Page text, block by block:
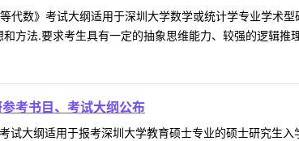
数》考试大纲适用于深圳大学数学或统计学专业学术
方法.要求考生具有一定的抽象思维能力、较强的逻辑推
考书目、考试大纲公布
大纲适用于报考深圳大学教育硕士专业的硕士研究生